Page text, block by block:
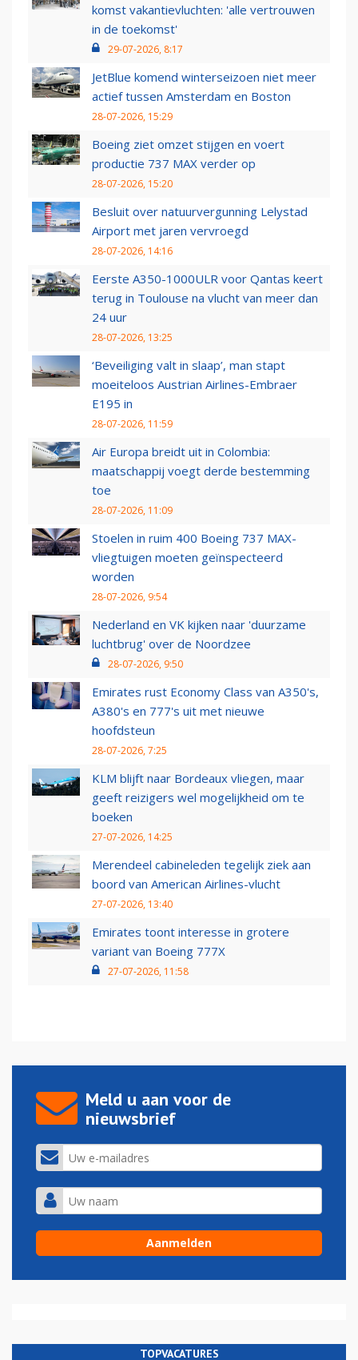
komst vakantievluchten: 'alle vertrouwen
in de toekomst'
29-07-2026, 8:17
JetBlue komend winterseizoen niet meer
actief tussen Amsterdam en Boston
28-07-2026, 15:29
Boeing ziet omzet stijgen en voert
productie 737 MAX verder op
28-07-2026, 15:20
Besluit over natuurvergunning Lelystad
Airport met jaren vervroegd
28-07-2026, 14:16
Eerste A350-1000ULR voor Qantas keert
terug in Toulouse na vlucht van meer dan
24 uur
28-07-2026, 13:25
‘Beveiliging valt in slaap’, man stapt
moeiteloos Austrian Airlines-Embraer
E195 in
28-07-2026, 11:59
Air Europa breidt uit in Colombia:
maatschappij voegt derde bestemming
toe
28-07-2026, 11:09
Stoelen in ruim 400 Boeing 737 MAX-
vliegtuigen moeten geïnspecteerd
worden
28-07-2026, 9:54
Nederland en VK kijken naar 'duurzame
luchtbrug' over de Noordzee
28-07-2026, 9:50
Emirates rust Economy Class van A350's,
A380's en 777's uit met nieuwe
hoofdsteun
28-07-2026, 7:25
KLM blijft naar Bordeaux vliegen, maar
geeft reizigers wel mogelijkheid om te
boeken
27-07-2026, 14:25
Merendeel cabineleden tegelijk ziek aan
boord van American Airlines-vlucht
27-07-2026, 13:40
Emirates toont interesse in grotere
variant van Boeing 777X
27-07-2026, 11:58
Meld u aan voor de
nieuwsbrief
TOPVACATURES